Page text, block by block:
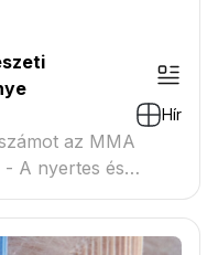
Hír
az MMA
- A nyertes és
megtekinthető a